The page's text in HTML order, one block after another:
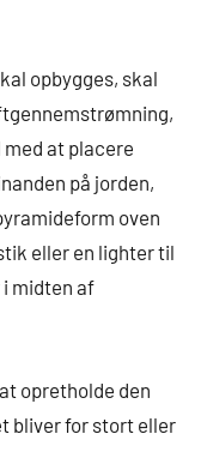
opbygges, skal
at placere
på jorden,
oven
eller en lighter til
midten af
opretholde den
bliver for stort eller